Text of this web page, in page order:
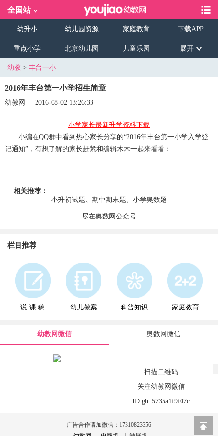
全国站
幼升小 幼儿园资源 家庭教育 下载APP
重点小学 北京幼儿园 儿童乐园 展开
幼教 > 丰台一小
2016年丰台第一小学招生简章
幼教网 2016-08-02 13:26:33
小学家长最新升学资料下载
小编在QQ群中看到热心家长分享的“2016年丰台第一小学入学登
记通知”，有想了解的家长赶紧和编辑木木一起来看看：
相关推荐：
小升初试题、期中期末题、小学奥数题
尽在奥数网公众号
栏目推荐
说 课 稿 幼儿教案 科普知识 家庭教育
幼教网微信 奥数网微信
扫描二维码
关注幼教网微信
ID:gh_5735a1f9f07c
广告合作请加微信：17310823356